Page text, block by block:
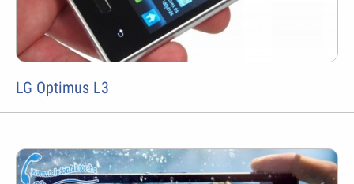
LG Optimus L3